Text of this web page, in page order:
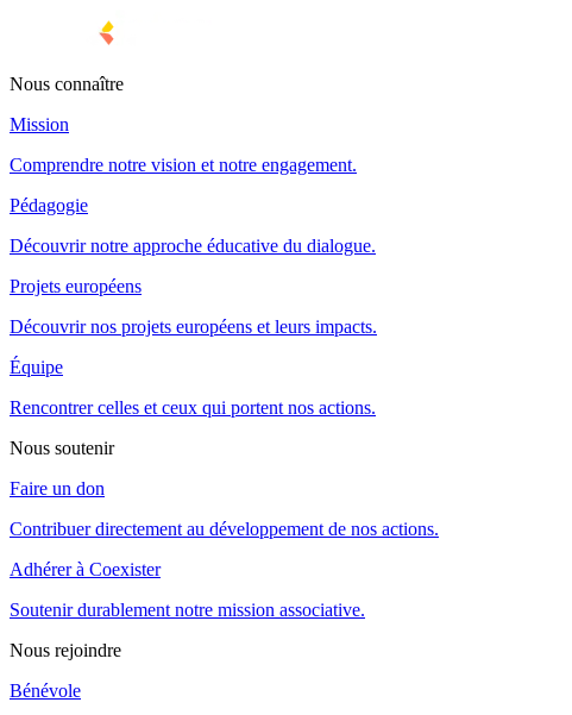
Nous connaître
Mission
Comprendre notre vision et notre engagement.
Pédagogie
Découvrir notre approche éducative du dialogue.
Projets européens
Découvrir nos projets européens et leurs impacts.
Équipe
Rencontrer celles et ceux qui portent nos actions.
Nous soutenir
Faire un don
Contribuer directement au développement de nos actions.
Adhérer à Coexister
Soutenir durablement notre mission associative.
Nous rejoindre
Bénévole